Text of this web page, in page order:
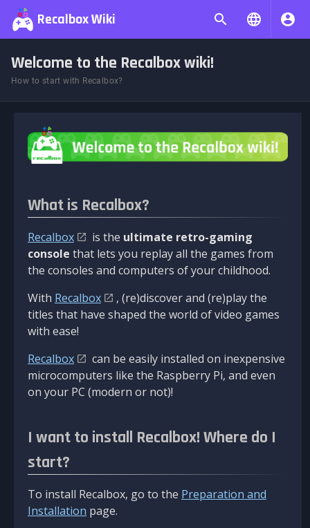
Recalbox Wiki
Welcome to the Recalbox wiki!
How to start with Recalbox?
What is Recalbox?
Recalbox is the ultimate retro-gaming
console that lets you replay all the games from
the consoles and computers of your childhood.
With Recalbox
, (re)discover and (re)play the
titles that have shaped the world of video games
with ease!
Recalbox
can be easily installed on inexpensive
microcomputers like the Raspberry Pi, and even
on your PC (modern or not)!
I want to install Recalbox! Where do I
start?
To install Recalbox, go to the Preparation and
Installation page.